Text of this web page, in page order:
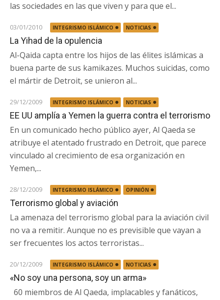
las sociedades en las que viven y para que el...
03/01/2010 INTEGRISMO ISLÁMICO NOTICIAS
La Yihad de la opulencia
Al-Qaida capta entre los hijos de las élites islámicas a
buena parte de sus kamikazes. Muchos suicidas, como
el mártir de Detroit, se unieron al...
29/12/2009 INTEGRISMO ISLÁMICO NOTICIAS
EE UU amplía a Yemen la guerra contra el terrorismo
En un comunicado hecho público ayer, Al Qaeda se
atribuye el atentado frustrado en Detroit, que parece
vinculado al crecimiento de esa organización en
Yemen,...
28/12/2009 INTEGRISMO ISLÁMICO OPINIÓN
Terrorismo global y aviación
La amenaza del terrorismo global para la aviación civil
no va a remitir. Aunque no es previsible que vayan a
ser frecuentes los actos terroristas...
20/12/2009 INTEGRISMO ISLÁMICO NOTICIAS
«No soy una persona, soy un arma»
60 miembros de Al Qaeda, implacables y fanáticos,